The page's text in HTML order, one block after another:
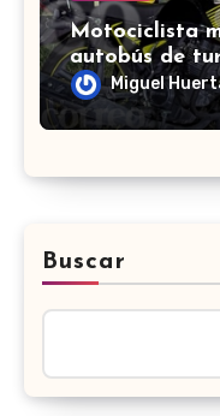
Motociclista
autobús de
San Francisco
Miguel
Buscar